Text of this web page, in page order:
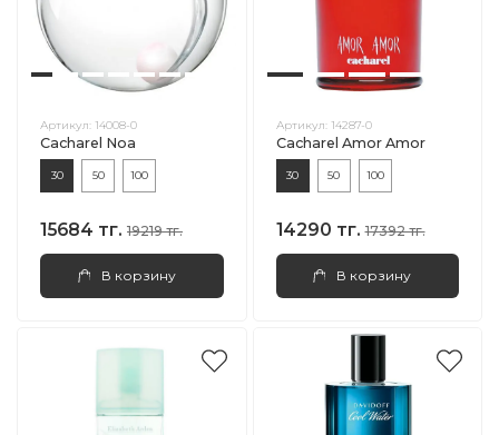
Артикул: 14008-0
Cacharel Noa
30 50 100
15684 тг. 19219 тг.
В корзину
Артикул: 14287-0
Cacharel Amor Amor
30 50 100
14290 тг. 17392 тг.
В корзину